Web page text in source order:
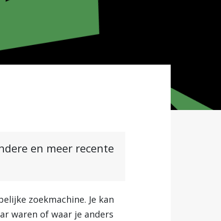
en meer recente
zoekmachine. Je kan
waren of waar je anders